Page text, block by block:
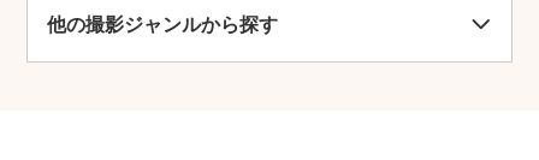
他の撮影ジャンルから探す